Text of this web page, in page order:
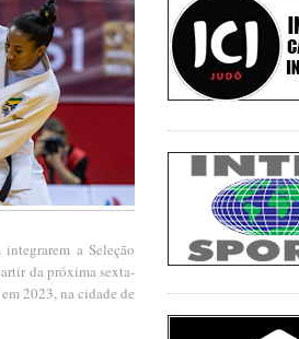
a Seleção
da próxima sexta-
2023, na cidade de